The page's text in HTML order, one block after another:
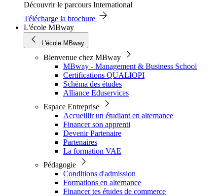
Découvrir le parcours International
Télécharge la brochure
L'école MBway
L'école MBway
Bienvenue chez MBway
MBway - Management & Business School
Certifications QUALIOPI
Schéma des études
Alliance Eduservices
Espace Entreprise
Accueillir un étudiant en alternance
Financer son apprenti
Devenir Partenaire
Partenaires
La formation VAE
Pédagogie
Conditions d'admission
Formations en alternance
Financer tes études de commerce